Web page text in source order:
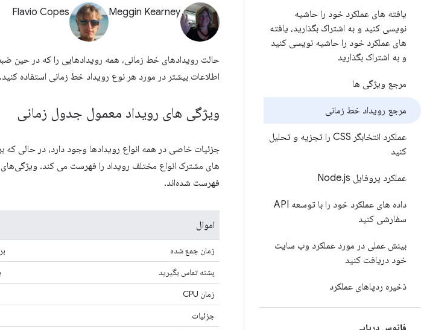
یافته های عملکرد خود را حاشیه
نویسی کنید و به اشتراک بگذارید، یافته
های عملکرد خود را حاشیه نویسی کنید
و به اشتراک بگذارید
مرجع ویژگی ها
مرجع رویداد خط زمانی
عملکرد انتخابگر CSS را تجزیه و تحلیل
کنید
عملکرد پروفایل Node .js
داده های عملکرد خود را با توسعه API
سفارشی کنید
بینش عملی در مورد عملکرد وب سایت
خود دریافت کنید
ذخیره ردپاهای عملکرد
فانوس دریایی
Meggin Kearney
Flavio Copes
حالت رویدادهای خط زمانی، همه رویدادهایی را که در حین
اطلاعات بیشتر در مورد هر نوع رویداد خط زمانی استفاده کنید.
ویژگی های رویداد معمول جدول زمانی
جزئیات خاصی در همه انواع رویدادها وجود دارد، در حالی
های مشترک انواع مختلف رویداد را فهرست می کند.
فهرست شده‌اند.
اموال
زمان جمع شده
پشته تماس بگیرید
زمان CPU
جزئیات